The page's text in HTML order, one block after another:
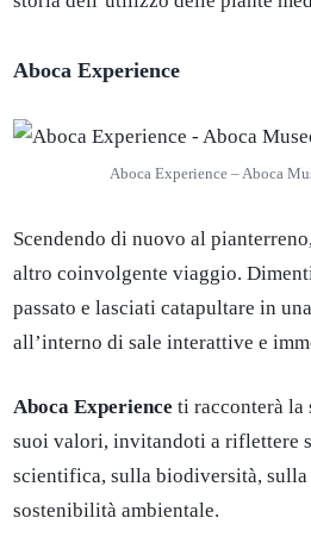
Aboca Experience
Aboca Experience – Aboca
Scendendo di nuovo al
altro coinvolgente viaggio.
passato e lasciati catapultare in
all’interno di sale interattive e
Aboca Experience ti racconterà la
suoi valori, invitandoti a riflettere
scientifica, sulla biodiversità, sulla
sostenibilità ambientale.